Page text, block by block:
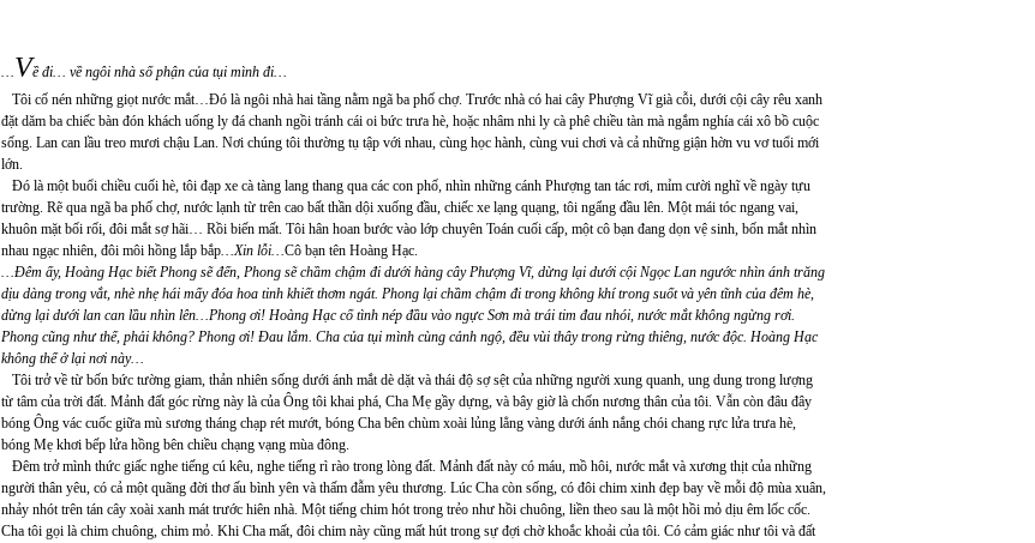
…Về đi… về ngôi nhà số phận của tụi mình đi…
Tôi cố nén những giọt nước mắt…Đó là ngôi nhà hai tầng nằm ngã ba phố chợ. Trước nhà có hai cây Phượng Vĩ già cỗi, dưới cội cây rêu xanh
đặt dăm ba chiếc bàn đón khách uống ly đá chanh ngồi tránh cái oi bức trưa hè, hoặc nhâm nhi ly cà phê chiều tàn mà ngắm nghía cái xô bồ cuộc
sống. Lan can lầu treo mươi chậu Lan. Nơi chúng tôi thường tụ tập với nhau, cùng học hành, cùng vui chơi và cả những giận hờn vu vơ tuổi mới
lớn.
Đó là một buổi chiều cuối hè, tôi đạp xe cà tàng lang thang qua các con phố, nhìn những cánh Phượng tan tác rơi, mỉm cười nghĩ về ngày tựu
trường. Rẽ qua ngã ba phố chợ, nước lạnh từ trên cao bất thần dội xuống đầu, chiếc xe lạng quạng, tôi ngẩng đầu lên. Một mái tóc ngang vai,
khuôn mặt bối rối, đôi mắt sợ hãi… Rồi biến mất. Tôi hân hoan bước vào lớp chuyên Toán cuối cấp, một cô bạn đang dọn vệ sinh, bốn mắt nhìn
nhau ngạc nhiên, đôi môi hồng lắp bắp…Xin lỗi…Cô bạn tên Hoàng Hạc.
…Đêm ấy, Hoàng Hạc biết Phong sẽ đến, Phong sẽ chầm chậm đi dưới hàng cây Phượng Vĩ, dừng lại dưới cội Ngọc Lan ngước nhìn ánh trăng
dịu dàng trong vắt, nhè nhẹ hái mấy đóa hoa tinh khiết thơm ngát. Phong lại chầm chậm đi trong không khí trong suốt và yên tĩnh của đêm hè,
dừng lại dưới lan can lầu nhìn lên…Phong ơi! Hoàng Hạc cố tình nép đầu vào ngực Sơn mà trái tim đau nhói, nước mắt không ngừng rơi.
Phong cũng như thế, phải không? Phong ơi! Đau lắm. Cha của tụi mình cùng cảnh ngộ, đều vùi thây trong rừng thiêng, nước độc. Hoàng Hạc
không thể ở lại nơi này…
Tôi trở về từ bốn bức tường giam, thản nhiên sống dưới ánh mắt dè dặt và thái độ sợ sệt của những người xung quanh, ung dung trong lượng
từ tâm của trời đất. Mảnh đất góc rừng này là của Ông tôi khai phá, Cha Mẹ gầy dựng, và bây giờ là chốn nương thân của tôi. Vẫn còn đâu đây
bóng Ông vác cuốc giữa mù sương tháng chạp rét mướt, bóng Cha bên chùm xoài lủng lẳng vàng dưới ánh nắng chói chang rực lửa trưa hè,
bóng Mẹ khơi bếp lửa hồng bên chiều chạng vạng mùa đông.
Đêm trở mình thức giấc nghe tiếng cú kêu, nghe tiếng rì rào trong lòng đất. Mảnh đất này có máu, mồ hôi, nước mắt và xương thịt của những
người thân yêu, có cả một quãng đời thơ ấu bình yên và thấm đẫm yêu thương. Lúc Cha còn sống, có đôi chim xinh đẹp bay về mỗi độ mùa xuân,
nhảy nhót trên tán cây xoài xanh mát trước hiên nhà. Một tiếng chim hót trong trẻo như hồi chuông, liền theo sau là một hồi mỏ dịu êm lốc cốc.
Cha tôi gọi là chim chuông, chim mỏ. Khi Cha mất, đôi chim này cũng mất hút trong sự đợi chờ khoắc khoải của tôi. Có cảm giác như tôi và đất